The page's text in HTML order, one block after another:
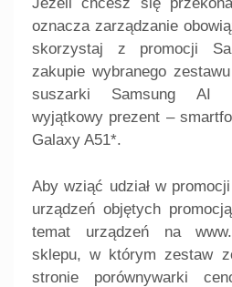
oznacza zarządzanie
skorzystaj z promocji
zakupie wybranego
suszarki Samsung AI
wyjątkowy prezent –
Galaxy A51*.
Aby wziąć udział w
urządzeń objętych
temat urządzeń na
sklepu, w którym zestaw
stronie porównywarki